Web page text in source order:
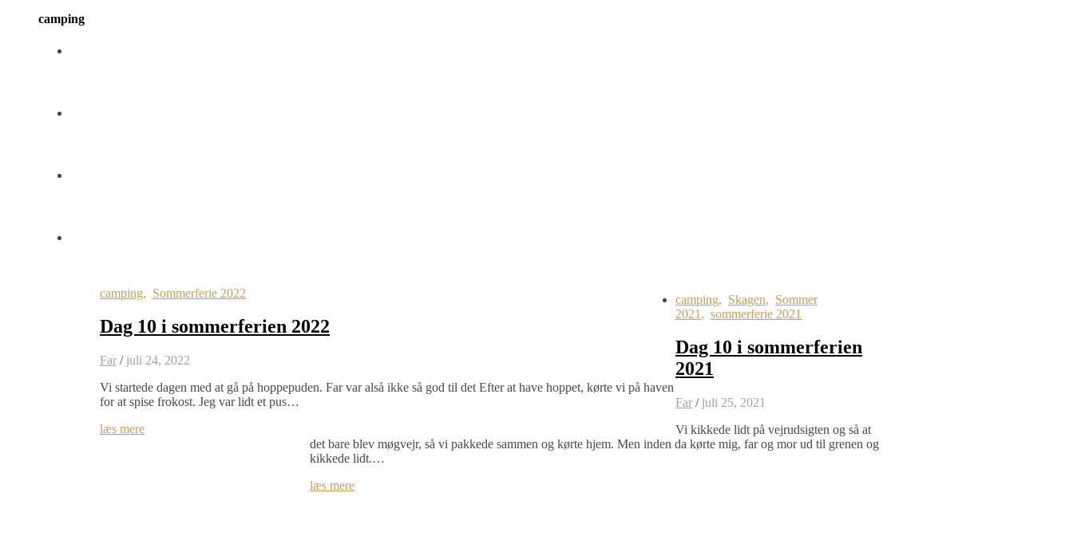
camping
camping, Sommerferie 2022
Dag 10 i sommerferien 2022
Far / juli 24, 2022
Vi startede dagen med at gå på hoppepuden. Far var alså ikke så god til det Efter at have hoppet, kørte vi på haven
for at spise frokost. Jeg var lidt et pus…
læs mere
camping, Skagen, Sommer
2021 , sommerferie 2021
Dag 10 i sommerferien
2021
Far / juli 25, 2021
Vi kikkede lidt på vejrudsigten og så at
det bare blev møgvejr, så vi pakkede sammen og kørte hjem. Men inden da kørte mig, far og mor ud til grenen og
kikkede lidt.…
læs mere